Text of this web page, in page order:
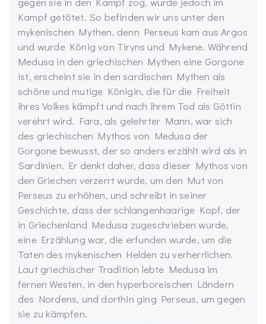
Kampf getötet. So befinden wir uns unter den
mykenischen Mythen, denn Perseus kam aus Argos
und wurde König von Tiryns und Mykene. Während
Medusa in den griechischen Mythen eine Gorgone
ist, erscheint sie in den sardischen Mythen als
schöne und mutige Königin, die für die Freiheit
ihres Volkes kämpft und nach ihrem Tod als Göttin
verehrt wird. Fara, als gelehrter Mann, war sich
des griechischen Mythos von Medusa der
Gorgone bewusst, der so anders erzählt wird als in
Sardinien. Er denkt daher, dass dieser Mythos von
den Griechen verzerrt wurde, um den Mut von
Perseus zu erhöhen, und schreibt in seiner
Geschichte, dass der schlangenhaarige Kopf, der
in Griechenland Medusa zugeschrieben wurde,
eine Erzählung war, die erfunden wurde, um die
Taten des mykenischen Helden zu verherrlichen.
Laut griechischer Tradition lebte Medusa im
fernen Westen, in den hyperboreischen Ländern
des Nordens, und dorthin ging Perseus, um gegen
sie zu kämpfen.